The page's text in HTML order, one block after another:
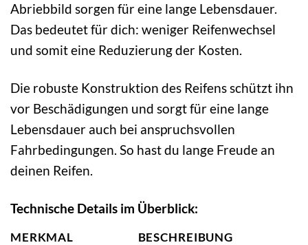
Abriebbild sorgen für eine lange Lebensdauer.
Das bedeutet für dich: weniger Reifenwechsel
und somit eine Reduzierung der Kosten.
Die robuste Konstruktion des Reifens schützt ihn
vor Beschädigungen und sorgt für eine lange
Lebensdauer auch bei anspruchsvollen
Fahrbedingungen. So hast du lange Freude an
deinen Reifen.
Technische Details im Überblick:
MERKMAL
BESCHREIBUNG